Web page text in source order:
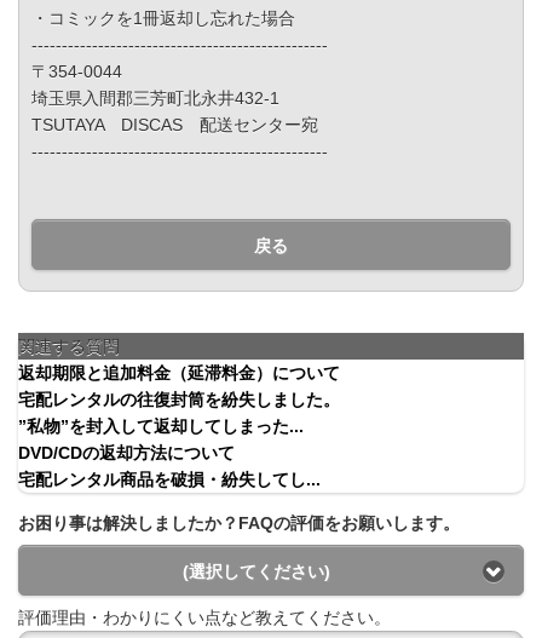
・コミックを1冊返却し忘れた場合
-------------------------------------------------
〒354-0044
埼玉県入間郡三芳町北永井432-1
TSUTAYA DISCAS 配送センター宛
-------------------------------------------------
戻る
関連する質問
返却期限と追加料金（延滞料金）について
宅配レンタルの往復封筒を紛失しました。
”私物”を封入して返却してしまった...
DVD/CDの返却方法について
宅配レンタル商品を破損・紛失してし...
お困り事は解決しましたか？FAQの評価をお願いします。
(選択してください)
評価理由・わかりにくい点など教えてください。